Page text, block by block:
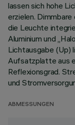
lassen sich hohe
erzielen.
die Leuchte
Aluminium und
Lichtausgabe (Up)
Aufsatzplatte aus
Reflexionsgrad.
und
ABMESSUNGEN